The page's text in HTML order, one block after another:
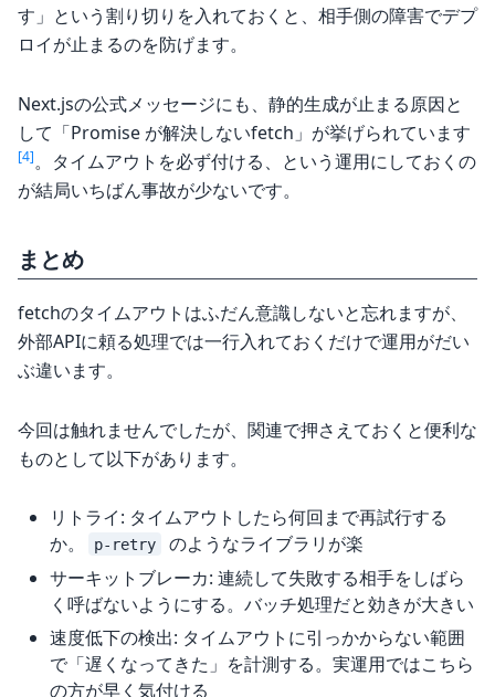
す」という割り切りを入れておくと、相手側の障害でデプ
ロイが止まるのを防げます。
Next.jsの公式メッセージにも、静的生成が止まる原因と
して「Promise が解決しないfetch」が挙げられています
[4]。タイムアウトを必ず付ける、という運用にしておくの
が結局いちばん事故が少ないです。
まとめ
fetchのタイムアウトはふだん意識しないと忘れますが、
外部APIに頼る処理では一行入れておくだけで運用がだい
ぶ違います。
今回は触れませんでしたが、関連で押さえておくと便利な
ものとして以下があります。
リトライ: タイムアウトしたら何回まで再試行する
か。
p-retry
のようなライブラリが楽
サーキットブレーカ: 連続して失敗する相手をしばら
く呼ばないようにする。バッチ処理だと効きが大きい
速度低下の検出: タイムアウトに引っかからない範囲
で「遅くなってきた」を計測する。実運用ではこちら
の方が早く気付ける